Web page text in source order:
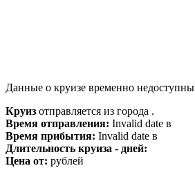
Данные о круизе временно недоступны
Круиз отправляется из города .
Время отправления: Invalid date в
Время прибытия: Invalid date в
Длительность круиза - дней:
Цена от: рублей